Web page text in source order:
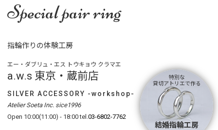
Special pair ring
指輪作りの体験工房
エー・ダブリュ・エス トウキョウ クラマエ
a.w.s 東京・蔵前店
SILVER ACCESSORY -workshop-
Atelier Soeta Inc. sice1996
Open 10:00(11:00) - 18:00 tel.03-6802-7762
特別な
貸切アトリエで作る
結婚指輪工房